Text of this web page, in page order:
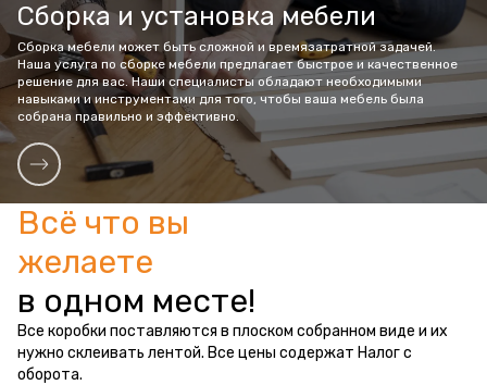
Сборка и установка мебели
Сборка мебели может быть сложной и времязатратной задачей.
Наша услуга по сборке мебели предлагает быстрое и качественное
решение для вас. Наши специалисты обладают необходимыми
навыками и инструментами для того, чтобы ваша мебель была
собрана правильно и эффективно.
Всё что вы
желаете
в одном месте!
Все коробки поставляются в плоском собранном виде и их
нужно склеивать лентой. Все цены содержат Налог с
оборота.